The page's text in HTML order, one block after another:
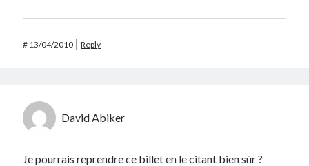
# 13/04/2010 Reply
David Abiker
Je pourrais reprendre ce billet en le citant bien sûr ?